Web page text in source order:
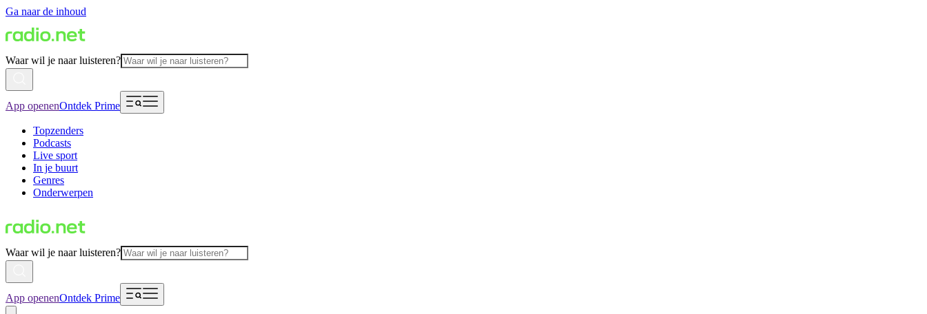
Ga naar de inhoud
Waar wil je naar luisteren?
App openenOntdek Prime
Topzenders
Podcasts
Live sport
In je buurt
Genres
Onderwerpen
Waar wil je naar luisteren?
App openenOntdek Prime